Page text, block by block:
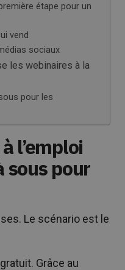
étape pour un
vend
sociaux
les webinaires à la
pour les
l’emploi
sous pour
Le scénario est le
Grâce au